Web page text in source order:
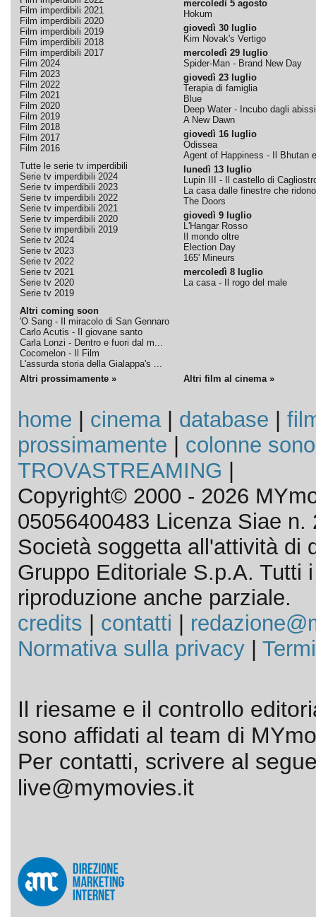
Film imperdibili 2021
Film imperdibili 2020
Film imperdibili 2019
Film imperdibili 2018
Film imperdibili 2017
Film 2024
Film 2023
Film 2022
Film 2021
Film 2020
Film 2019
Film 2018
Film 2017
Film 2016
Tutte le serie tv imperdibili
Serie tv imperdibili 2024
Serie tv imperdibili 2023
Serie tv imperdibili 2022
Serie tv imperdibili 2021
Serie tv imperdibili 2020
Serie tv imperdibili 2019
Serie tv 2024
Serie tv 2023
Serie tv 2022
Serie tv 2021
Serie tv 2020
Serie tv 2019
Altri coming soon
'O Sang - Il miracolo di San Gennaro
Carlo Acutis - Il giovane santo
Carla Lonzi - Dentro e fuori dal m...
Cocomelon - Il Film
L'assurda storia della Gialappa's ...
mercoledì 5 agosto
Hokum
giovedì 30 luglio
Kim Novak's Vertigo
mercoledì 29 luglio
Spider-Man - Brand New Day
giovedì 23 luglio
Terapia di famiglia
Blue
Deep Water - Incubo dagli abissi
A New Dawn
giovedì 16 luglio
Odissea
Agent of Happiness - Il Bhutan
lunedì 13 luglio
Lupin III - Il castello di
La casa dalle finestre che ridono
The Doors
giovedì 9 luglio
L'Hangar Rosso
Il mondo oltre
Election Day
165' Mineurs
mercoledì 8 luglio
La casa - Il rogo del male
Altri prossimamente » Altri film al cinema »
home cinema| database
prossimamente
colonne
TROVASTREAMING
Copyright© 2000 - 2026
05056400483 Licenza Siae n.
Società soggetta all'attività di
Gruppo Editoriale S.p.A. Tutti
riproduzione anche parziale.
credits
contatti
Normativa sulla privacy|
Il riesame e il controllo
sono affidati al team di
Per contatti, scrivere al
live@mymovies.it